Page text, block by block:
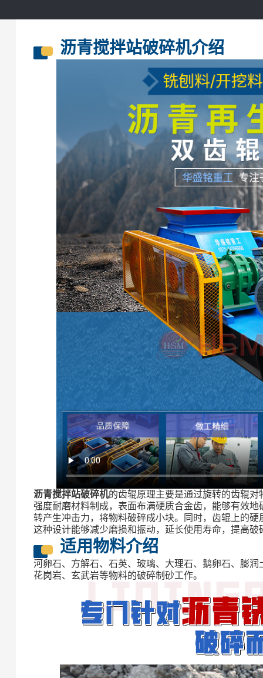
沥青搅拌站破碎机介绍
沥青搅拌站破碎机的齿辊原理主要是通过旋转的齿辊
强度耐磨材料制成，表面布满硬质合金齿，能够有效
转产生冲击力，将物料破碎成小块。同时，齿辊上的
这种设计能够减少磨损和振动，延长使用寿命，提高破
适用物料介绍
河卵石、方解石、石英、玻璃、大理石、鹅卵石、膨
花岗岩、玄武岩等物料的破碎制砂工作。